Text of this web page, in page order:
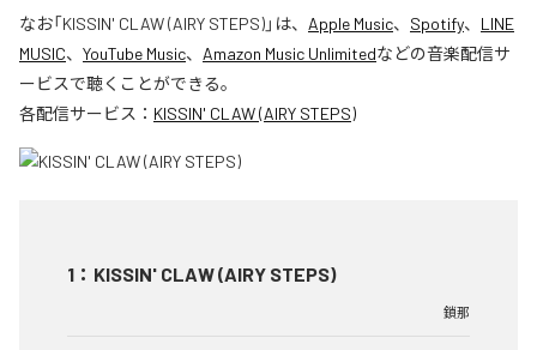
なお「KISSIN' CLAW (AIRY STEPS)」は、 Apple Music、 Spotify、 LINE
MUSIC、 YouTube Music、 Amazon Music Unlimitedなどの音楽配信サ
ービスで聴くことができる。
各配信サービス： KISSIN' CLAW (AIRY STEPS)
1 ： KISSIN' CLAW (AIRY STEPS)
鎖那